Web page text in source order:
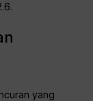
yang